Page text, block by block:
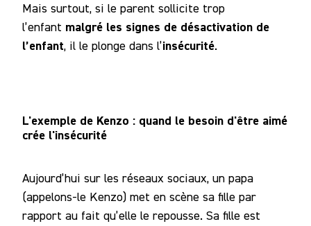
Mais surtout, si le parent sollicite trop
l’enfant malgré les signes de désactivation de
l’enfant, il le plonge dans l’insécurité.
L'exemple de Kenzo : quand le besoin d'être aimé
crée l'insécurité
Aujourd’hui sur les réseaux sociaux, un papa
(appelons-le Kenzo) met en scène sa fille par
rapport au fait qu’elle le repousse. Sa fille est